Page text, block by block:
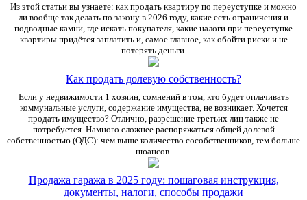
Из этой статьи вы узнаете: как продать квартиру по переуступке и можно
ли вообще так делать по закону в 2026 году, какие есть ограничения и
подводные камни, где искать покупателя, какие налоги при переуступке
квартиры придётся заплатить и, самое главное, как обойти риски и не
потерять деньги.
Как продать долевую собственность?
Если у недвижимости 1 хозяин, сомнений в том, кто будет оплачивать
коммунальные услуги, содержание имущества, не возникает. Хочется
продать имущество? Отлично, разрешение третьих лиц также не
потребуется. Намного сложнее распоряжаться общей долевой
собственностью (ОДС): чем выше количество сособственников, тем больше
нюансов.
Продажа гаража в 2025 году: пошаговая инструкция,
документы, налоги, способы продажи